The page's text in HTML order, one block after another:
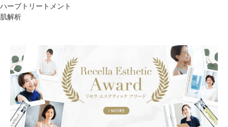
ハーブトリートメント
肌解析